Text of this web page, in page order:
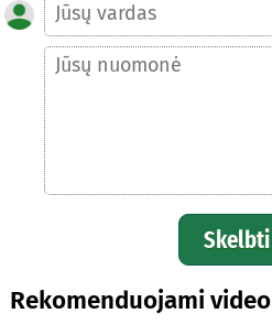
Skelbti
Rekomenduojami video